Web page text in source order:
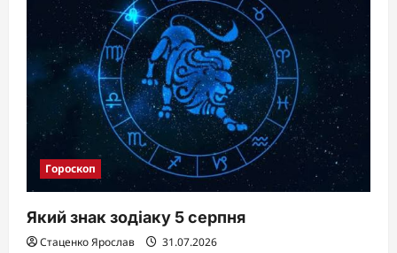
Гороскоп
Який знак зодіаку 5 серпня
Стаценко Ярослав 31.07.2026